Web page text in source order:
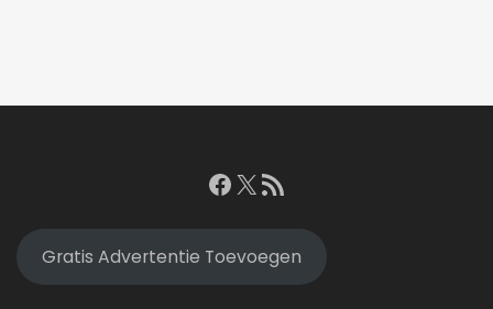
Facebook
X RSS feed
Gratis Advertentie Toevoegen